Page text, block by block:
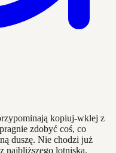
kopiuj-wklej z
zdobyć coś, co
duszę. Nie chodzi już
najbliższego lotniska.